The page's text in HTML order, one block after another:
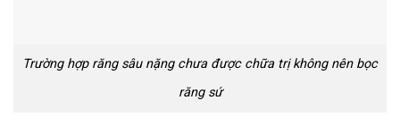
Trường hợp răng sâu nặng chưa được chữa trị không nên bọc
răng sứ